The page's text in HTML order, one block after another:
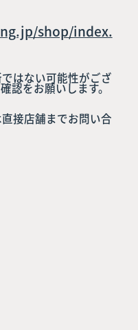
shop/index.
はない可能性がござ
認をお願いします。
接店舗までお問い合